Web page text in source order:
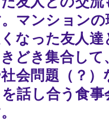
マンションの
なった友人達
どき集合し
会問題（？）
話し合う食